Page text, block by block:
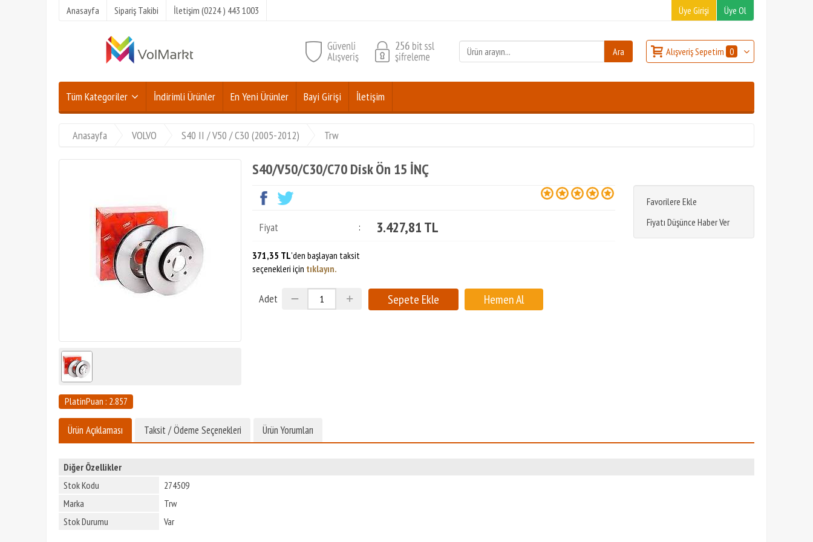
Anasayfa Sipariş Takibi İletişim (0224 ) 443 1003 Üye Girişi Üye Ol
Alışveriş Sepetim 0
Tüm Kategoriler İndirimli Ürünler En Yeni Ürünler Bayi Girişi İletişim
Anasayfa VOLVO S40 II / V50 / C30 (2005-2012) Trw
PlatinPuan : 2.857
S40/V50/C30/C70 Disk Ön 15 İNÇ
Favorilere Ekle
Fiyatı Düşünce Haber Ver
Fiyat : 3.427,81 TL
371,35 TL'den başlayan taksit
seçenekleri için tıklayın.
Adet
Ürün Açıklaması Taksit / Ödeme Seçenekleri Ürün Yorumları
Diğer Özellikler
Stok Kodu
274509
Marka
Trw
Stok Durumu
Var